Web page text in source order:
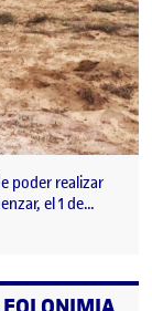
poder realizar
el 1 de…